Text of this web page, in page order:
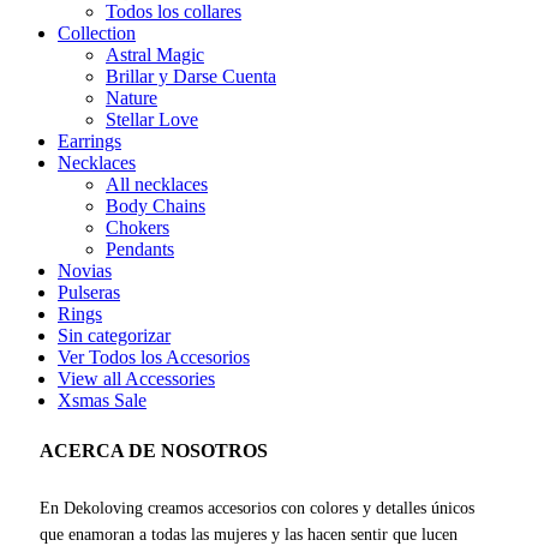
Todos los collares
Collection
Astral Magic
Brillar y Darse Cuenta
Nature
Stellar Love
Earrings
Necklaces
All necklaces
Body Chains
Chokers
Pendants
Novias
Pulseras
Rings
Sin categorizar
Ver Todos los Accesorios
View all Accessories
Xsmas Sale
ACERCA DE NOSOTROS
En Dekoloving creamos accesorios con colores y detalles únicos
que enamoran a todas las mujeres y las hacen sentir que lucen